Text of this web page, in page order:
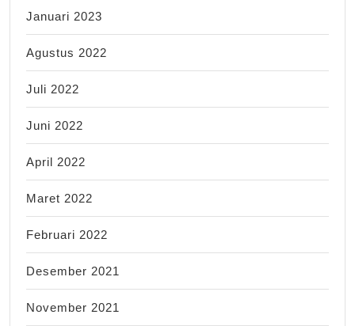
Januari 2023
Agustus 2022
Juli 2022
Juni 2022
April 2022
Maret 2022
Februari 2022
Desember 2021
November 2021